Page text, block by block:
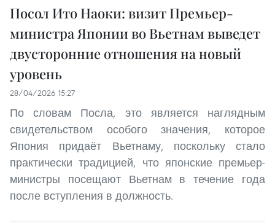
Посол Ито Наоки: визит Премьер-
министра Японии во Вьетнам выведет
двусторонние отношения на новый
уровень
28/04/2026 15:27
По словам Посла, это является наглядным
свидетельством особого значения, которое
Япония придаёт Вьетнаму, поскольку стало
практически традицией, что японские премьер-
министры посещают Вьетнам в течение года
после вступления в должность.